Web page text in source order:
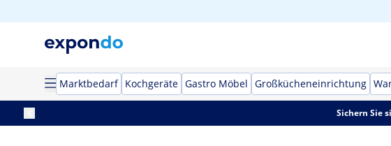
Marktbedarf Kochgeräte Gastro Möbel Großkücheneinrichtung
Sichern Sie